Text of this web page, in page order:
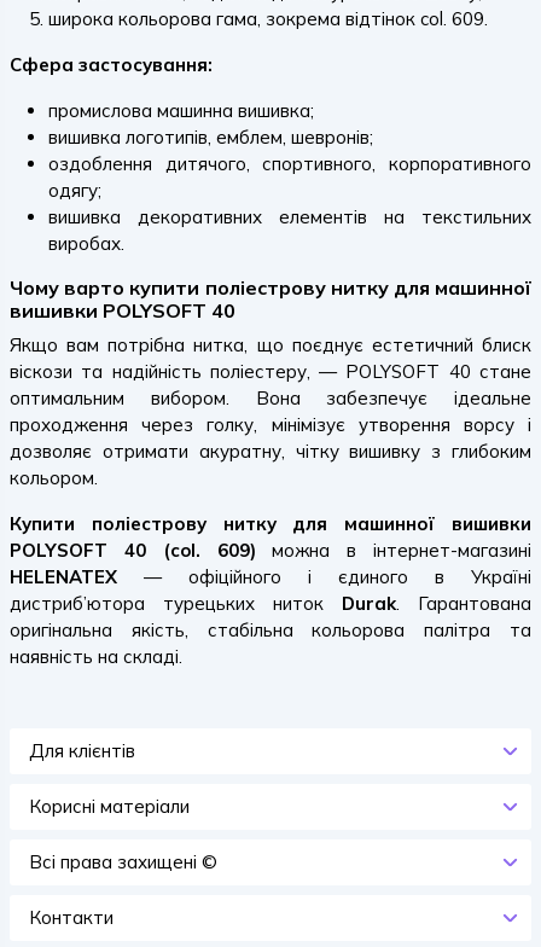
широка кольорова гама, зокрема відтінок col. 609.
Сфера застосування:
промислова машинна вишивка;
вишивка логотипів, емблем, шевронів;
оздоблення дитячого, спортивного, корпоративного
одягу;
вишивка декоративних елементів на текстильних
виробах.
Чому варто купити поліестрову нитку для машинної
вишивки POLYSOFT 40
Якщо вам потрібна нитка, що поєднує естетичний блиск
віскози та надійність поліестеру, — POLYSOFT 40 стане
оптимальним вибором. Вона забезпечує ідеальне
проходження через голку, мінімізує утворення ворсу і
дозволяє отримати акуратну, чітку вишивку з глибоким
кольором.
Купити поліестрову нитку для машинної вишивки
POLYSOFT 40 (col. 609) можна в інтернет-магазині
HELENATEX — офіційного і єдиного в Україні
дистриб’ютора турецьких ниток Durak. Гарантована
оригінальна якість, стабільна кольорова палітра та
наявність на складі.
Для клієнтів
Корисні матеріали
Всi права захищенi ©
Контакти